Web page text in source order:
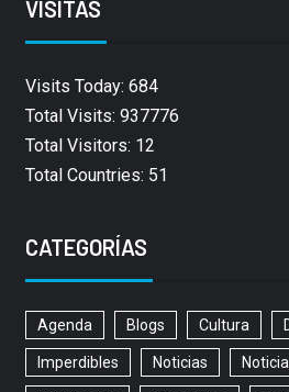
VISITAS
Visits Today: 684
Total Visits: 937776
Total Visitors: 12
Total Countries: 51
CATEGORÍAS
Agenda Blogs Cultura
Imperdibles Noticias